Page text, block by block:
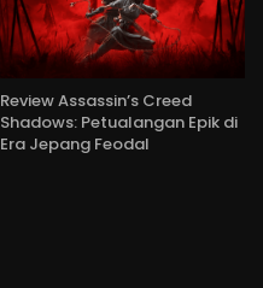
Review Assassin’s Creed
Shadows: Petualangan Epik di
Era Jepang Feodal